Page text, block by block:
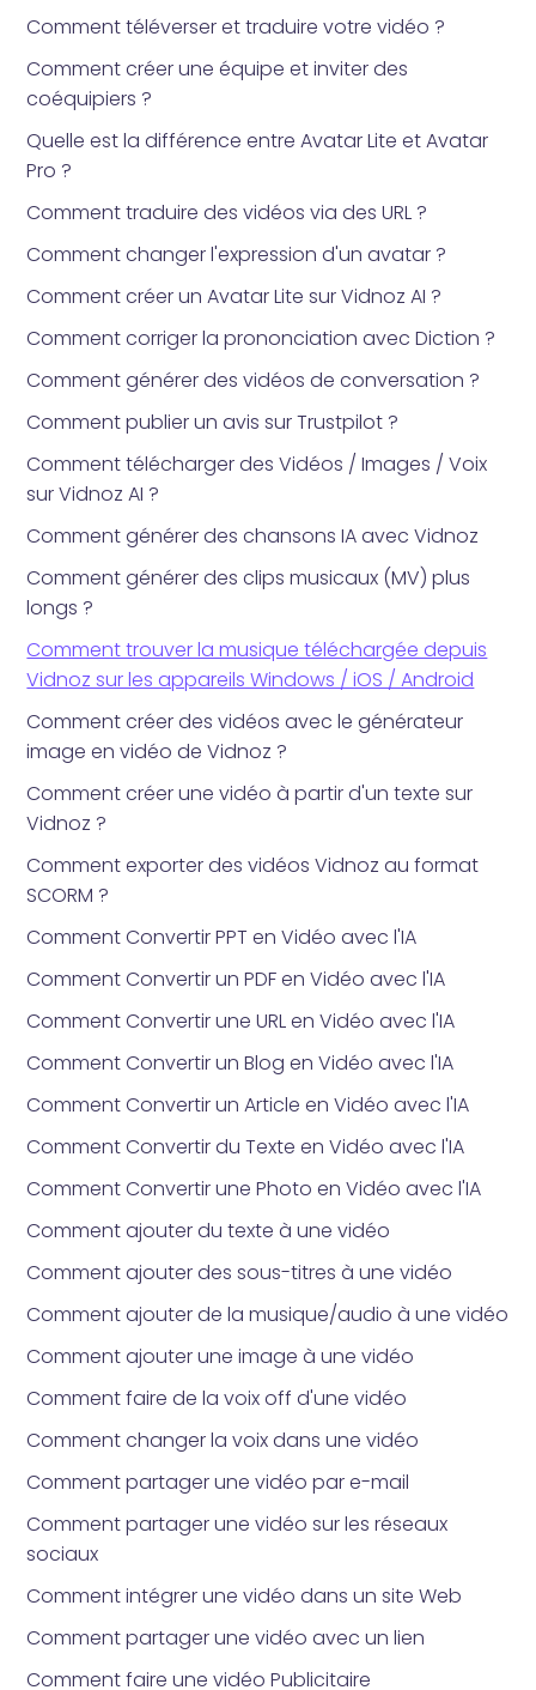
Comment téléverser et traduire votre vidéo ?
Comment créer une équipe et inviter des
coéquipiers ?
Quelle est la différence entre Avatar Lite et Avatar
Pro ?
Comment traduire des vidéos via des URL ?
Comment changer l'expression d'un avatar ?
Comment créer un Avatar Lite sur Vidnoz AI ?
Comment corriger la prononciation avec Diction ?
Comment générer des vidéos de conversation ?
Comment publier un avis sur Trustpilot ?
Comment télécharger des Vidéos / Images / Voix
sur Vidnoz AI ?
Comment générer des chansons IA avec Vidnoz
Comment générer des clips musicaux (MV) plus
longs ?
Comment trouver la musique téléchargée depuis
Vidnoz sur les appareils Windows / iOS / Android
Comment créer des vidéos avec le générateur
image en vidéo de Vidnoz ?
Comment créer une vidéo à partir d'un texte sur
Vidnoz ?
Comment exporter des vidéos Vidnoz au format
SCORM ?
Comment Convertir PPT en Vidéo avec l'IA
Comment Convertir un PDF en Vidéo avec l'IA
Comment Convertir une URL en Vidéo avec l'IA
Comment Convertir un Blog en Vidéo avec l'IA
Comment Convertir un Article en Vidéo avec l'IA
Comment Convertir du Texte en Vidéo avec l'IA
Comment Convertir une Photo en Vidéo avec l'IA
Comment ajouter du texte à une vidéo
Comment ajouter des sous-titres à une vidéo
Comment ajouter de la musique/audio à une vidéo
Comment ajouter une image à une vidéo
Comment faire de la voix off d'une vidéo
Comment changer la voix dans une vidéo
Comment partager une vidéo par e-mail
Comment partager une vidéo sur les réseaux
sociaux
Comment intégrer une vidéo dans un site Web
Comment partager une vidéo avec un lien
Comment faire une vidéo Publicitaire